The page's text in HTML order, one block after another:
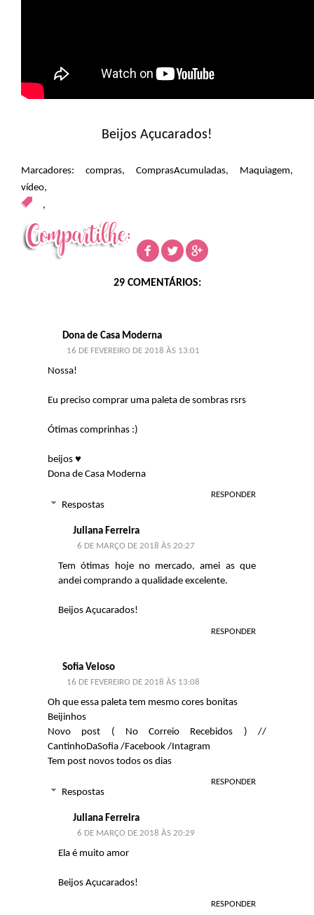
Beijos Açucarados!
Marcadores: compras, ComprasAcumuladas, Maquiagem,
vídeo,
,
29 COMENTÁRIOS:
Dona de Casa Moderna
16 DE FEVEREIRO DE 2018 ÀS 13:01
Nossa!
Eu preciso comprar uma paleta de sombras rsrs
Ótimas comprinhas :)
beijos ♥
Dona de Casa Moderna
RESPONDER
Respostas
Juliana Ferreira
6 DE MARÇO DE 2018 ÀS 20:27
Tem ótimas hoje no mercado, amei as que
andei comprando a qualidade excelente.
Beijos Açucarados!
RESPONDER
Sofia Veloso
16 DE FEVEREIRO DE 2018 ÀS 13:08
Oh que essa paleta tem mesmo cores bonitas
Beijinhos
Novo post ( No Correio Recebidos ) //
CantinhoDaSofia /Facebook /Intagram
Tem post novos todos os dias
RESPONDER
Respostas
Juliana Ferreira
6 DE MARÇO DE 2018 ÀS 20:29
Ela é muito amor
Beijos Açucarados!
RESPONDER